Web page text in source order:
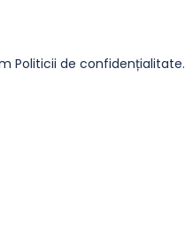
Politicii de confidențialitate.